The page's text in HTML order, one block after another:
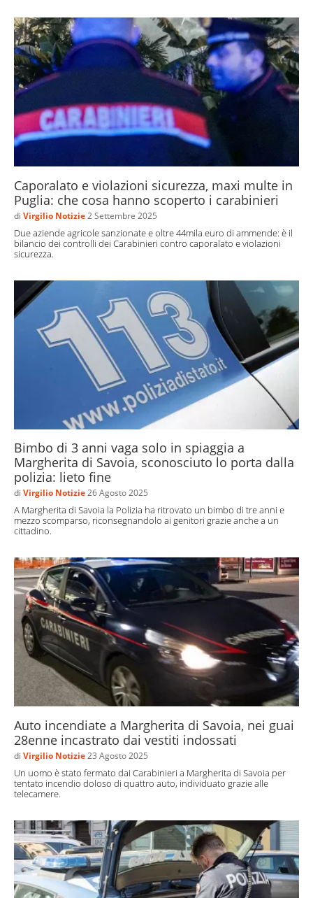
Caporalato e violazioni sicurezza, maxi multe in
Puglia: che cosa hanno scoperto i carabinieri
di Virgilio Notizie2 Settembre 2025
Due aziende agricole sanzionate e oltre 44mila euro di ammende: è il
bilancio dei controlli dei Carabinieri contro caporalato e violazioni
sicurezza.
Bimbo di 3 anni vaga solo in spiaggia a
Margherita di Savoia, sconosciuto lo porta dalla
polizia: lieto fine
di Virgilio Notizie26 Agosto 2025
A Margherita di Savoia la Polizia ha ritrovato un bimbo di tre anni e
mezzo scomparso, riconsegnandolo ai genitori grazie anche a un
cittadino.
Auto incendiate a Margherita di Savoia, nei guai
28enne incastrato dai vestiti indossati
di Virgilio Notizie23 Agosto 2025
Un uomo è stato fermato dai Carabinieri a Margherita di Savoia per
tentato incendio doloso di quattro auto, individuato grazie alle
telecamere.